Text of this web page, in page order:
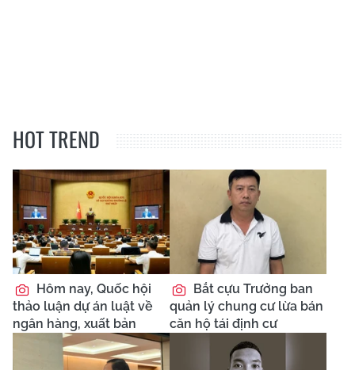
HOT TREND
Hôm nay, Quốc hội
thảo luận dự án luật về
ngân hàng, xuất bản
Bắt cựu Trưởng ban
quản lý chung cư lừa bán
căn hộ tái định cư